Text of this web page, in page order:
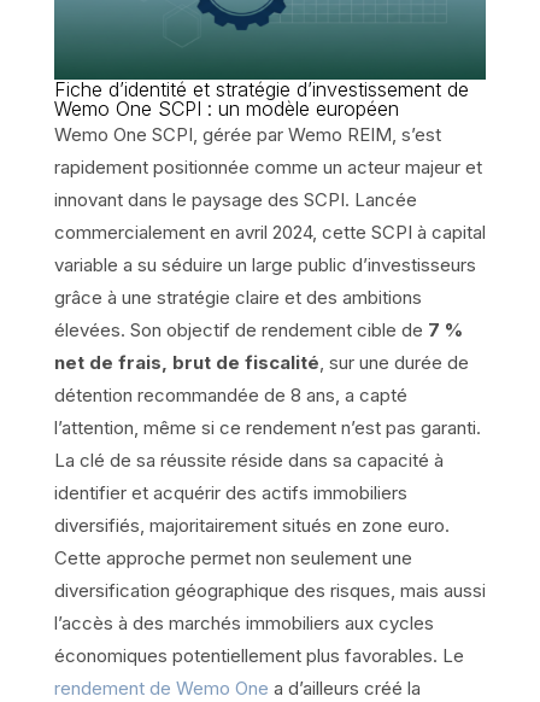
Fiche d’identité et stratégie d’investissement de
Wemo One SCPI : un modèle européen
Wemo One SCPI, gérée par Wemo REIM, s’est
rapidement positionnée comme un acteur majeur et
innovant dans le paysage des SCPI. Lancée
commercialement en avril 2024, cette SCPI à capital
variable a su séduire un large public d’investisseurs
grâce à une stratégie claire et des ambitions
élevées. Son objectif de rendement cible de 7 %
net de frais, brut de fiscalité, sur une durée de
détention recommandée de 8 ans, a capté
l’attention, même si ce rendement n’est pas garanti.
La clé de sa réussite réside dans sa capacité à
identifier et acquérir des actifs immobiliers
diversifiés, majoritairement situés en zone euro.
Cette approche permet non seulement une
diversification géographique des risques, mais aussi
l’accès à des marchés immobiliers aux cycles
économiques potentiellement plus favorables. Le
rendement de Wemo One a d’ailleurs créé la